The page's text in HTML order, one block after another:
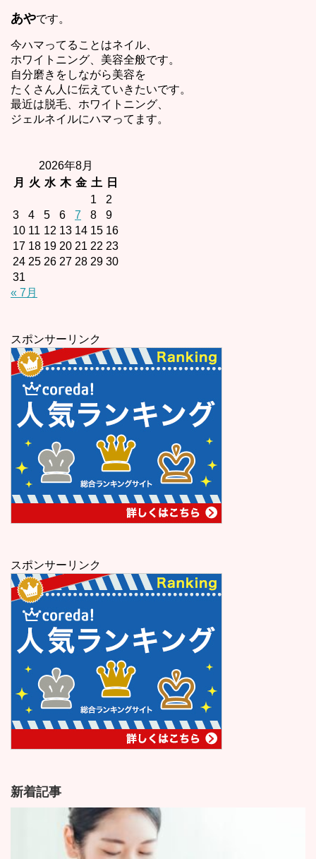
あやです。
今ハマってることはネイル、
ホワイトニング、美容全般です。
自分磨きをしながら美容を
たくさん人に伝えていきたいです。
最近は脱毛、ホワイトニング、
ジェルネイルにハマってます。
2026年8月
月
火 水 木 金 土
日
1
2
3
4 5 6 7 8
9
10 11 12 13 14 15 16
17 18 19 20 21 22 23
24 25 26 27 28 29 30
31
« 7月
スポンサーリンク
スポンサーリンク
新着記事